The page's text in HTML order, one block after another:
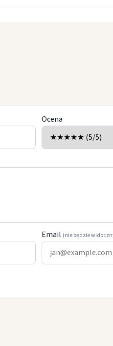
Ocena
Email (nie będzie